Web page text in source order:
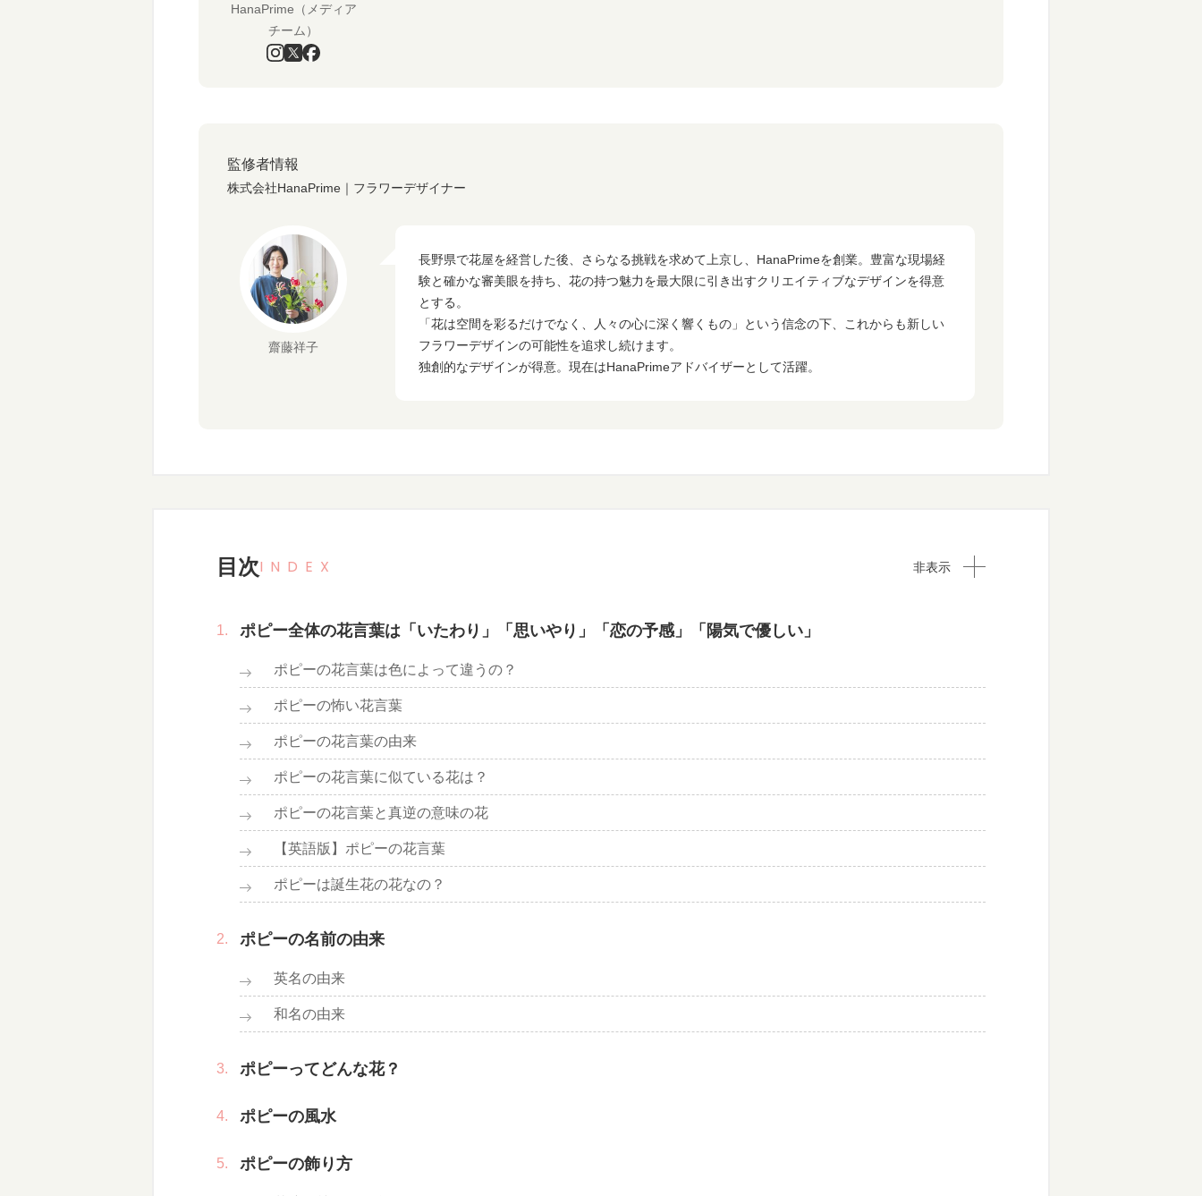
HanaPrime（メディア
チーム）
監修者情報
株式会社HanaPrime｜フラワーデザイナー
齋藤祥子
長野県で花屋を経営した後、さらなる挑戦を求めて上京し、HanaPrimeを創業。豊富な現場経
験と確かな審美眼を持ち、花の持つ魅力を最大限に引き出すクリエイティブなデザインを得意
とする。
「花は空間を彩るだけでなく、人々の心に深く響くもの」という信念の下、これからも新しい
フラワーデザインの可能性を追求し続けます。
独創的なデザインが得意。現在はHanaPrimeアドバイザーとして活躍。
目次INDEX 非表示
ポピー全体の花言葉は「いたわり」「思いやり」「恋の予感」「陽気で優しい」
ポピーの花言葉は色によって違うの？
ポピーの怖い花言葉
ポピーの花言葉の由来
ポピーの花言葉に似ている花は？
ポピーの花言葉と真逆の意味の花
【英語版】ポピーの花言葉
ポピーは誕生花の花なの？
ポピーの名前の由来
英名の由来
和名の由来
ポピーってどんな花？
ポピーの風水
ポピーの飾り方